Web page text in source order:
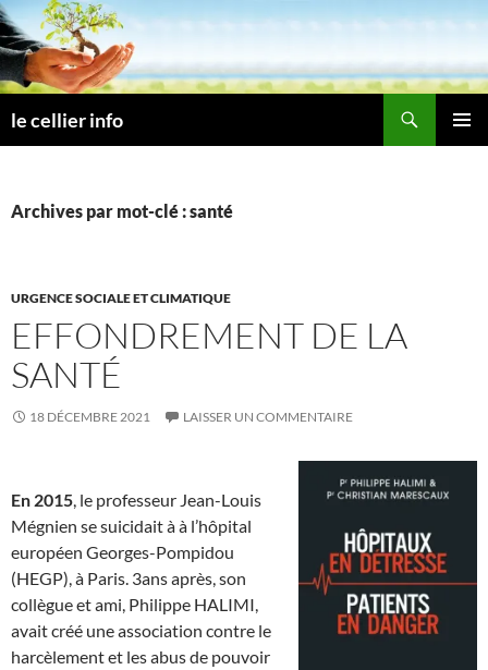
Aller
au
contenu
le cellier info
Archives par mot-clé : santé
URGENCE SOCIALE ET CLIMATIQUE
EFFONDREMENT DE LA
SANTÉ
18 DÉCEMBRE 2021 LAISSER UN COMMENTAIRE
En 2015 , le professeur Jean-Louis
Mégnien se suicidait à à l’hôpital
européen Georges-Pompidou
(HEGP), à Paris. 3ans après, son
collègue et ami, Philippe HALIMI,
avait créé une association contre le
harcèlement et les abus de pouvoir